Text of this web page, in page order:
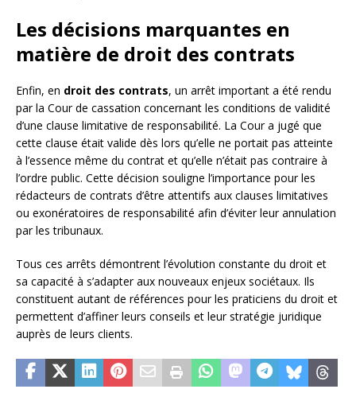
Les décisions marquantes en
matière de droit des contrats
Enfin, en droit des contrats, un arrêt important a été rendu
par la Cour de cassation concernant les conditions de validité
d’une clause limitative de responsabilité. La Cour a jugé que
cette clause était valide dès lors qu’elle ne portait pas atteinte
à l’essence même du contrat et qu’elle n’était pas contraire à
l’ordre public. Cette décision souligne l’importance pour les
rédacteurs de contrats d’être attentifs aux clauses limitatives
ou exonératoires de responsabilité afin d’éviter leur annulation
par les tribunaux.
Tous ces arrêts démontrent l’évolution constante du droit et
sa capacité à s’adapter aux nouveaux enjeux sociétaux. Ils
constituent autant de références pour les praticiens du droit et
permettent d’affiner leurs conseils et leur stratégie juridique
auprès de leurs clients.